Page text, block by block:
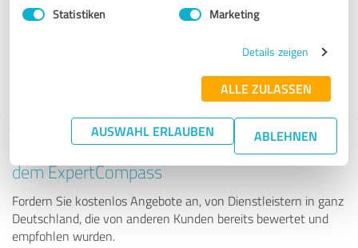
Statistiken Marketing
Details zeigen
ALLE ZULASSEN
AUSWAHL ERLAUBEN ABLEHNEN
Tipp: Die passenden Experten finden - mit
dem ExpertCompass
Fordern Sie kostenlos Angebote an, von Dienstleistern in ganz
Deutschland, die von anderen Kunden bereits bewertet und
empfohlen wurden.